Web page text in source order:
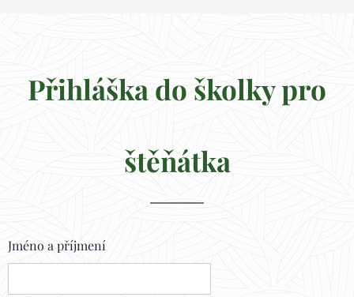
Přihláška do školky pro
štěňátka
Jméno a příjmení